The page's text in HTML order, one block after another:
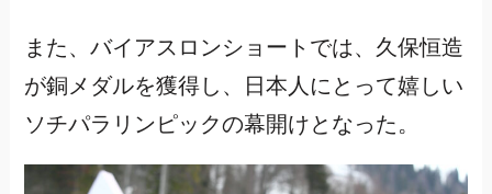
また、バイアスロンショートでは、久保恒造
が銅メダルを獲得し、日本人にとって嬉しい
ソチパラリンピックの幕開けとなった。